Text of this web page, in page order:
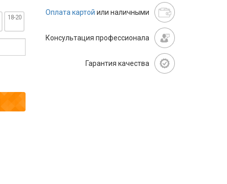
18-20
Оплата картой или наличными
Консультация профессионала
Гарантия качества